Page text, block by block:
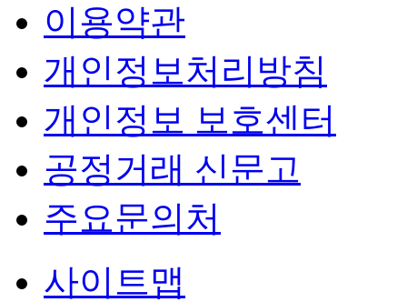
고
및
서
스
이용약관
개인정보처리방침
개인정보 보호센터
공정거래 신문고
주요문의처
사이트맵